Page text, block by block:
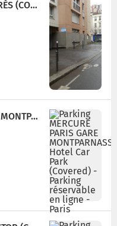
PARKING IMMEUBLE 6 RUE DECRÈS (COUVERT)
PARKING MERCURE PARIS GARE MONTPARNASSE HOTEL CAR PARK (COVERED)